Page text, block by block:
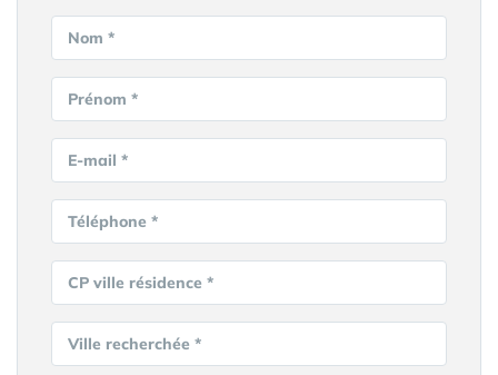
Nom *
Prénom *
E-mail *
Téléphone *
CP ville résidence *
Ville recherchée *